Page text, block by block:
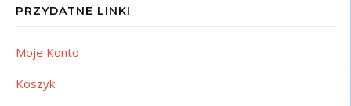
PRZYDATNE LINKI
Moje Konto
Koszyk